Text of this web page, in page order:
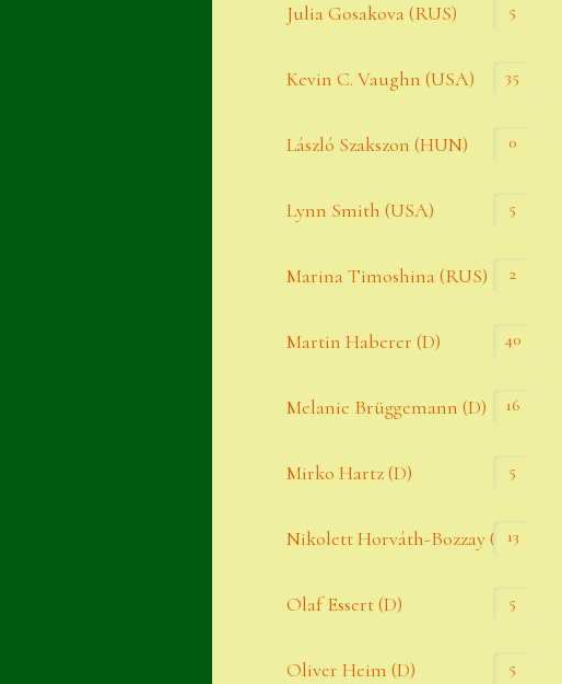
Julia Gosakova (RUS) 5
Kevin C. Vaughn (USA) 35
László Szakszon (HUN) 0
Lynn Smith (USA) 5
Marina Timoshina (RUS) 2
Martin Haberer (D) 40
Melanie Brüggemann (D) 16
Mirko Hartz (D) 5
Nikolett Horváth-Bozzay (A)13
Olaf Essert (D) 5
Oliver Heim (D) 5